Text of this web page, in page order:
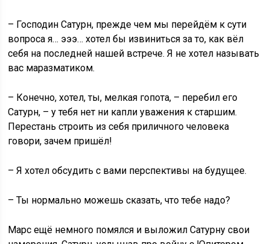
– Господин Сатурн, прежде чем мы перейдём к сути
вопроса я… эээ… хотел бы извиниться за то, как вёл
себя на последней нашей встрече. Я не хотел называть
вас маразматиком.
– Конечно, хотел, ты, мелкая гопота, – перебил его
Сатурн, – у тебя нет ни капли уважения к старшим.
Перестань строить из себя приличного человека
говори, зачем пришёл!
– Я хотел обсудить с вами перспективы на будущее.
– Ты нормально можешь сказать, что тебе надо?
Марс ещё немного помялся и выложил Сатурну свои